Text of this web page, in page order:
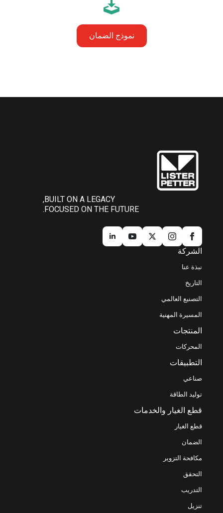
نموذج الضمان
BUILT ON A LEGACY,
FOCUSED ON THE FUTURE.
الشركة
نبذة عنا
التاريخ
التصنيع العالمي
المسيرة المهنية
المنتجات
المحركات
التطبيقات
صناعي
توليد الطاقة
قطع الغيار والخدمات
قطع الغيار
الضمان
مكافحة التزوير
التحقق
التدريب
تنزيل